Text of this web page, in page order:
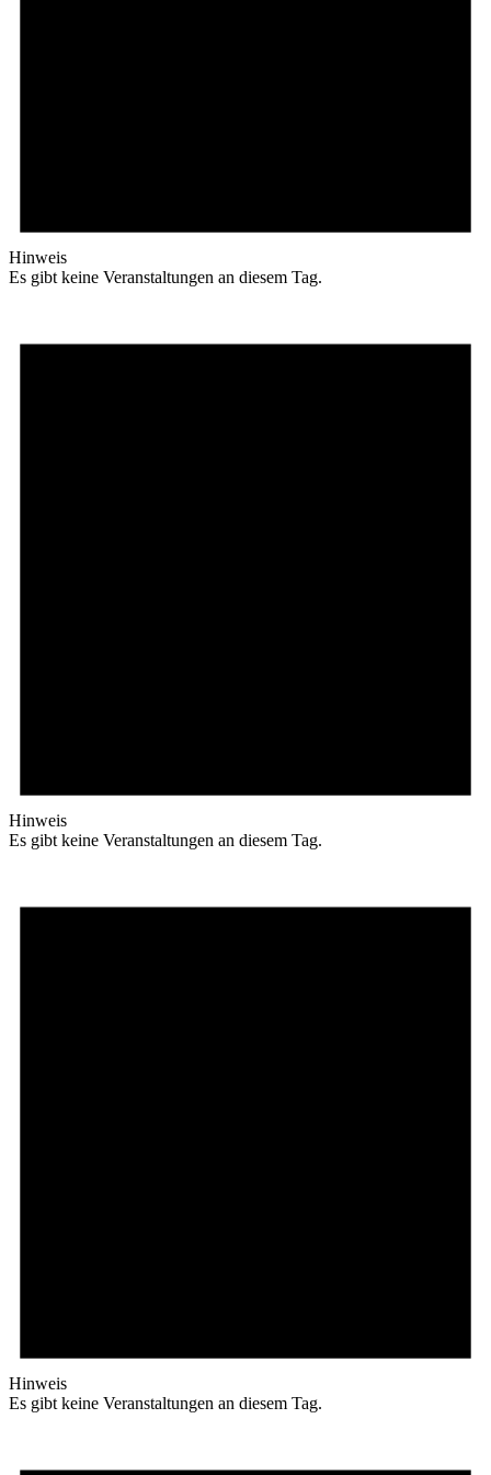
Hinweis
Es gibt keine Veranstaltungen an diesem Tag.
Hinweis
Es gibt keine Veranstaltungen an diesem Tag.
Hinweis
Es gibt keine Veranstaltungen an diesem Tag.